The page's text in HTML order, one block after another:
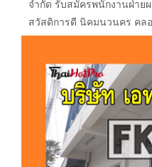
จำกัด รับสมัครพนักงานฝ่าย
สวัสดิการดี นิคมนวนคร คล